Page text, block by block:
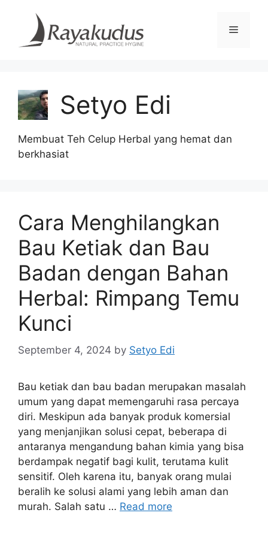
content
Menu
Setyo Edi
Membuat Teh Celup Herbal yang hemat dan
berkhasiat
Cara Menghilangkan
Bau Ketiak dan Bau
Badan dengan Bahan
Herbal: Rimpang Temu
Kunci
September 4, 2024 by Setyo Edi
Bau ketiak dan bau badan merupakan masalah
umum yang dapat memengaruhi rasa percaya
diri. Meskipun ada banyak produk komersial
yang menjanjikan solusi cepat, beberapa di
antaranya mengandung bahan kimia yang bisa
berdampak negatif bagi kulit, terutama kulit
sensitif. Oleh karena itu, banyak orang mulai
beralih ke solusi alami yang lebih aman dan
murah. Salah satu … Read more